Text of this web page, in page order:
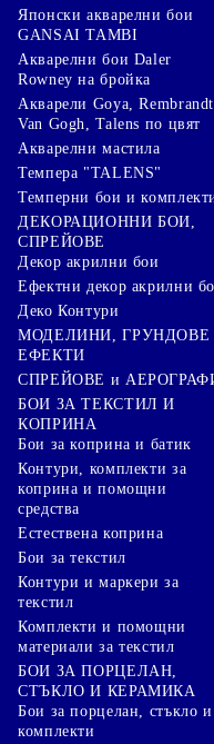
Японски акварелни бои
GANSAI TAMBI
Акварелни бои Daler
Rowney на бройка
Акварели Goya, Rembrandt,
Van Gogh, Talens по цвят
Акварелни мастила
Темпера "TALENS"
Темперни бои и
ДЕКОРАЦИОННИ БОИ,
СПРЕЙОВЕ
Декор акрилни бои
Ефектни декор акрилни
Деко Контури
МОДЕЛИНИ, ГРУНДОВЕ ,
ЕФЕКТИ
СПРЕЙОВЕ и
БОИ ЗА ТЕКСТИЛ И
КОПРИНА
Бои за коприна и батик
Контури, комплекти за
коприна и помощни
средства
Естествена коприна
Бои за текстил
Контури и маркери за
текстил
Комплекти и помощни
материали за текстил
БОИ ЗА ПОРЦЕЛАН,
СТЪКЛО И КЕРАМИКА
Бои за порцелан, стъкло и
комплекти